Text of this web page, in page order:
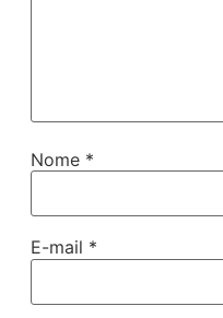
Nome *
E-mail *